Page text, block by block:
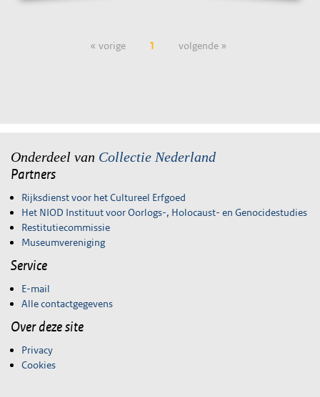
« vorige 1 volgende »
Onderdeel van Collectie Nederland
Partners
Rijksdienst voor het Cultureel Erfgoed
Het NIOD Instituut voor Oorlogs-, Holocaust- en Genocidestudies
Restitutiecommissie
Museumvereniging
Service
E-mail
Alle contactgegevens
Over deze site
Privacy
Cookies